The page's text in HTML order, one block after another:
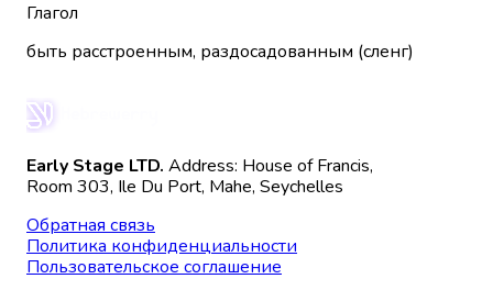
Глагол
быть расстроенным, раздосадованным (сленг)
Early Stage LTD. Address: House of Francis,
Room 303, Ile Du Port, Mahe, Seychelles
Обратная связь
Политика конфиденциальности
Пользовательское соглашение